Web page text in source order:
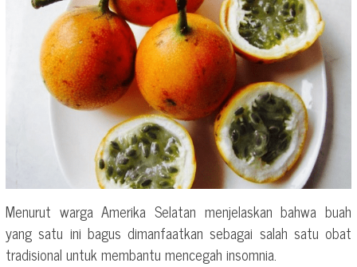
Menurut warga Amerika Selatan menjelaskan bahwa buah
yang satu ini bagus dimanfaatkan sebagai salah satu obat
tradisional untuk membantu mencegah insomnia.